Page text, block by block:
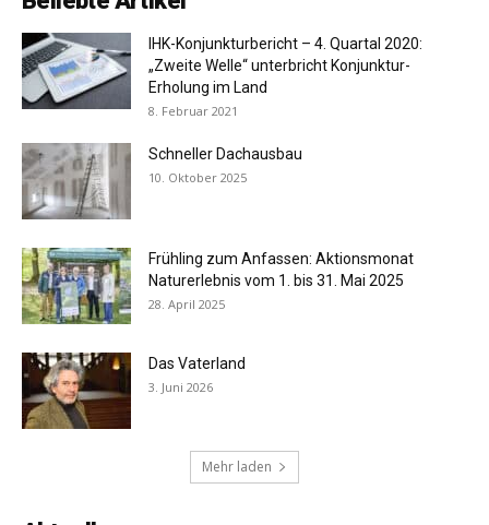
IHK-Konjunkturbericht – 4. Quartal 2020:
„Zweite Welle“ unterbricht Konjunktur-
Erholung im Land
8. Februar 2021
Schneller Dachausbau
10. Oktober 2025
Frühling zum Anfassen: Aktionsmonat
Naturerlebnis vom 1. bis 31. Mai 2025
28. April 2025
Das Vaterland
3. Juni 2026
Mehr laden